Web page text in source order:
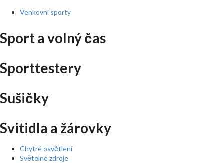
Venkovní sporty
Sport a volný čas
Sporttestery
Sušičky
Svitidla a žárovky
Chytré osvětlení
Světelné zdroje